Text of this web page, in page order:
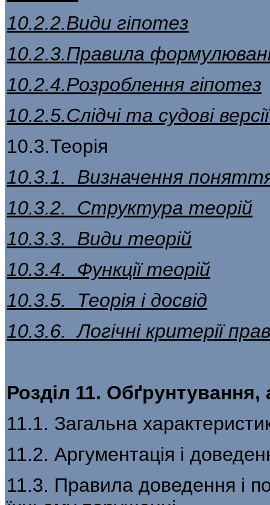
10.2.2.Види гіпотез
10.2.3.Правила
10.2.4.Розроблення гіпотез
10.2.5.Слідчі та судові
10.3.Теорія
10.3.1. Визначення
10.3.2. Структура теорій
10.3.3. Види теорій
10.3.4. Функції теорій
10.3.5. Теорія і досвід
10.3.6. Логічні критерії
Розділ 11. Обґрунтування,
11.1. Загальна
11.2. Аргументація і
11.3. Правила доведення і